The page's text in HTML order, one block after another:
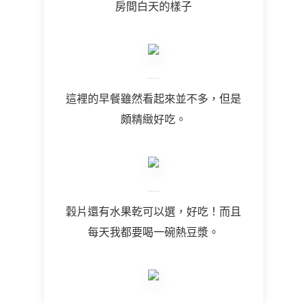
房間白天的樣子
這裡的早餐雖然看起來並不多，但是
頗精緻好吃。
穀片還有水果乾可以選，好吃！而且
每天我都要喝一碗熱豆漿。